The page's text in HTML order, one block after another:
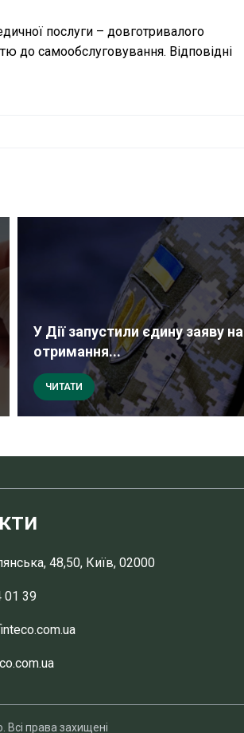
послуги – довготривалого
до самообслуговування. Відповідні
У Дії запустили єдину заяву на
отримання...
ЧИТАТИ
48,50, Київ, 02000
01 39
Всі права захищені